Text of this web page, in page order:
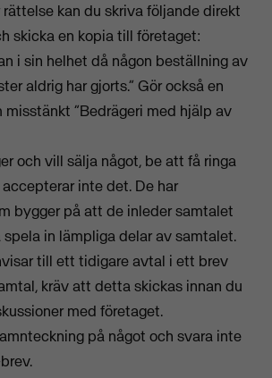
kan du skriva följande direkt
skicka en kopia till företaget:
i sin helhet då någon beställning av
aldrig har gjorts.” Gör också en
misstänkt ”Bedrägeri med hjälp av
och vill sälja något, be att få ringa
inte det. De har
bygger på att de inleder samtalet
in lämpliga delar av samtalet.
till ett tidigare avtal i ett brev
kräv att detta skickas innan du
med företaget.
på något och svara inte